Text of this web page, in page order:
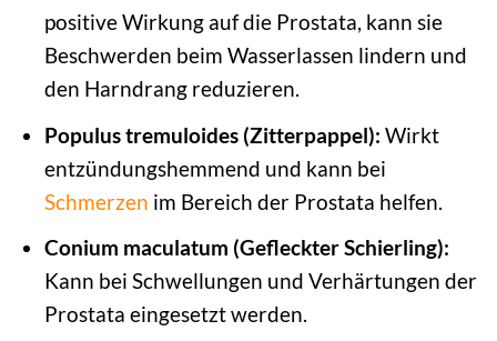
positive Wirkung auf die Prostata, kann sie
Beschwerden beim Wasserlassen lindern und
den Harndrang reduzieren.
Populus tremuloides (Zitterpappel): Wirkt
entzündungshemmend und kann bei
Schmerzen im Bereich der Prostata helfen.
Conium maculatum (Gefleckter Schierling):
Kann bei Schwellungen und Verhärtungen der
Prostata eingesetzt werden.